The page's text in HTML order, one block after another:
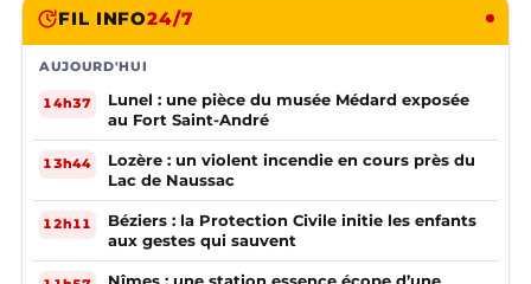
FIL INFO24/7
AUJOURD'HUI
14h37
Lunel : une pièce du musée Médard exposée
au Fort Saint-André
13h44
Lozère : un violent incendie en cours près du
Lac de Naussac
12h11
Béziers : la Protection Civile initie les enfants
aux gestes qui sauvent